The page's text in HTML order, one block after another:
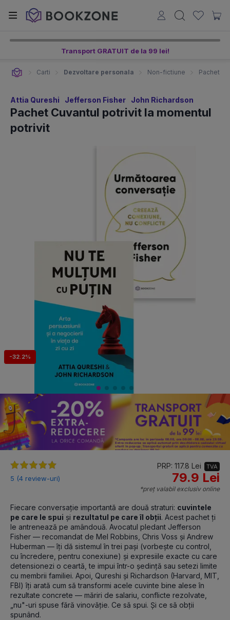
Transport GRATUIT de la 99 lei!
Carti Dezvoltare personala Non-fictiune Pachet
Attia Qureshi Jefferson Fisher John Richardson
Pachet Cuvantul potrivit la momentul
potrivit
-32.2%
5 (4 review-uri)
PRP: 117.8 Lei TVA
79.9 Lei
*preț valabil exclusiv online
Fiecare conversație importantă are două straturi: cuvintele
pe care le spui și rezultatul pe care îl obții. Acest pachet ți
le antrenează pe amândouă. Avocatul pledant Jefferson
Fisher — recomandat de Mel Robbins, Chris Voss și Andrew
Huberman — îți dă sistemul în trei pași (vorbește cu control,
cu încredere, pentru conexiune) și expresiile exacte cu care
detensionezi o ceartă, te impui într-o ședință sau setezi limite
cu membrii familiei. Apoi, Qureshi și Richardson (Harvard, MIT,
FBI) îți arată cum să transformi acele cuvinte bine alese în
rezultate concrete — măriri de salariu, conflicte rezolvate,
„nu"-uri spuse fără vinovăție. Ce să spui. Și ce să obții
spunând.